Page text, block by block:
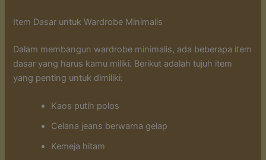
Item Dasar untuk Wardrobe Minimalis
Dalam membangun wardrobe minimalis, ada beberapa item
dasar yang harus kamu miliki. Berikut adalah tujuh item
yang penting untuk dimiliki:
Kaos putih polos
Celana jeans berwarna gelap
Kemeja hitam